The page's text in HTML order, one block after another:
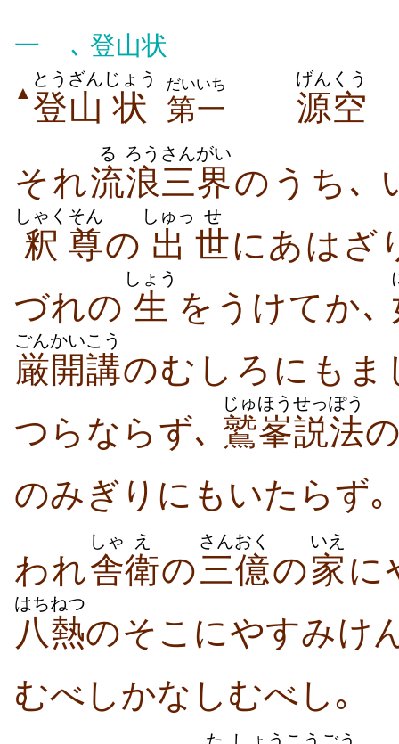
一 ､ 登山状
▲ 登山
とうざん
状
じょう
第一
だいいち
源空
げんくう
それ流
る
浪
ろう
三界
さんがい
のうち､
釈
しゃく
尊
そん
の 出
しゅっ
世
せ
にあはざ
づれの 生
しょう
をうけてか､
厳
ごん
開講
かいこう
のむしろにも
つらならず､ 鷲峯
じゅほう
説法
せっぽう
のみぎりにもいたらず｡
われ舎
しゃ
衛
え
の三億
さんおく
の家
いえ
に
八熱
はちねつ
のそこにやすみけ
むべしかなしむべし｡